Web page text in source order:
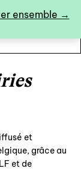
ensemble →
et
grâce au
et de